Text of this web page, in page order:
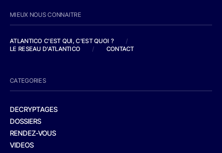
MIEUX NOUS CONNAITRE
ATLANTICO C'EST QUI, C'EST QUOI ?
/
LE RESEAU D'ATLANTICO
/ CONTACT
CATEGORIES
DECRYPTAGES
DOSSIERS
RENDEZ-VOUS
VIDEOS